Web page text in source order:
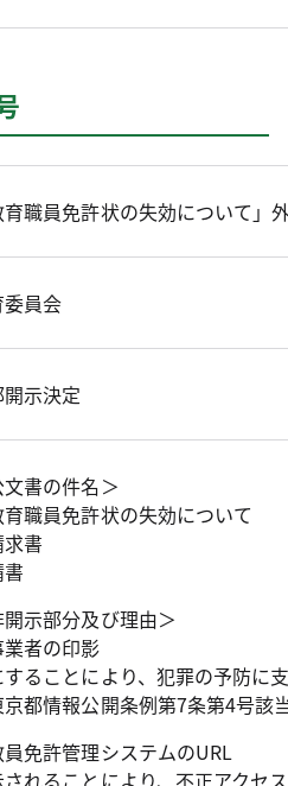
育職員免許状の失効について
員会
示決定
文書の件名＞
育職員免許状の失効について
求書
書
開示部分及び理由＞
業者の印影
することにより、犯罪の予防に
京都情報公開条例第7条第4号該
員免許管理システムのURL
されることにより、不正アクセ